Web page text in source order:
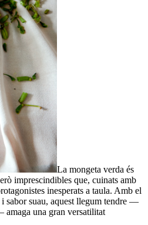
La mongeta verda és
imprescindibles que, cuinats amb
inesperats a taula. Amb el
sabor suau, aquest llegum tendre —
una gran versatilitat